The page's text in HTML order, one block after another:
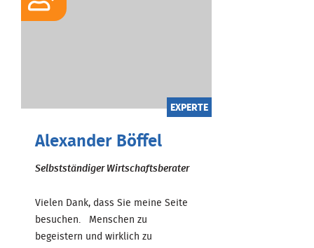
EXPERTE
Alexander Böffel
Selbstständiger Wirtschaftsberater
Vielen Dank, dass Sie meine Seite
besuchen. Menschen zu
begeistern und wirklich zu